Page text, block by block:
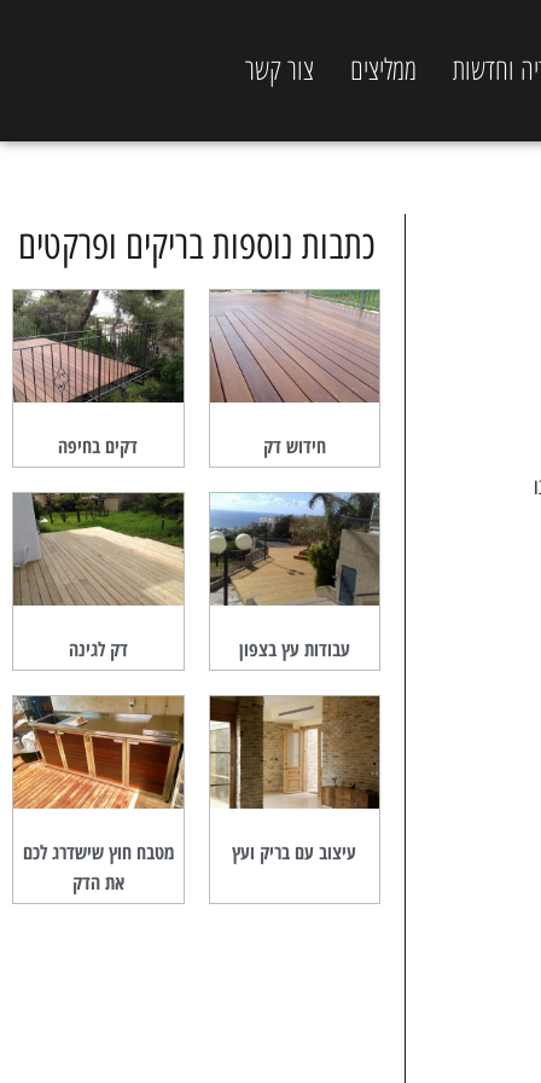
וחדשות ממליצים צור קשר
כתבות נוספות בריקים ופרקטים
חידוש דק דקים בחיפה
עבודות עץ בצפון דק לגינה
עיצוב עם בריק ועץ
מטבח חוץ שישדרג לכם
את הדק